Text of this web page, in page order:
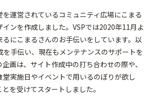
運営されているコミュニティ広場にこまる
インを作成しました。VSPでは2020年11月よ
るにこまるさんのお手伝いをしています。以
を手伝い、現在もメンテナンスのサポートを
画は、サイト作成中の打ち合わせの際や、
実施日やイベントで用いるのぼりが欲し
を受けてスタートしました。